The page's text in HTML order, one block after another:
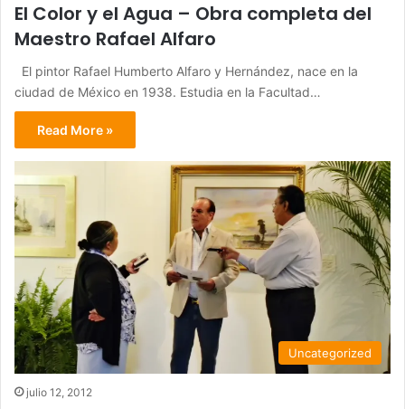
El Color y el Agua – Obra completa del
Maestro Rafael Alfaro
El pintor Rafael Humberto Alfaro y Hernández, nace en la
ciudad de México en 1938. Estudia en la Facultad…
Read More »
Uncategorized
julio 12, 2012